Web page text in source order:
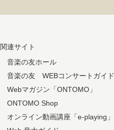
関連サイト
音楽の友ホール
音楽の友 WEBコンサートガイド
Webマガジン「ONTOMO」
ONTOMO Shop
オンライン動画講座「e-playing」